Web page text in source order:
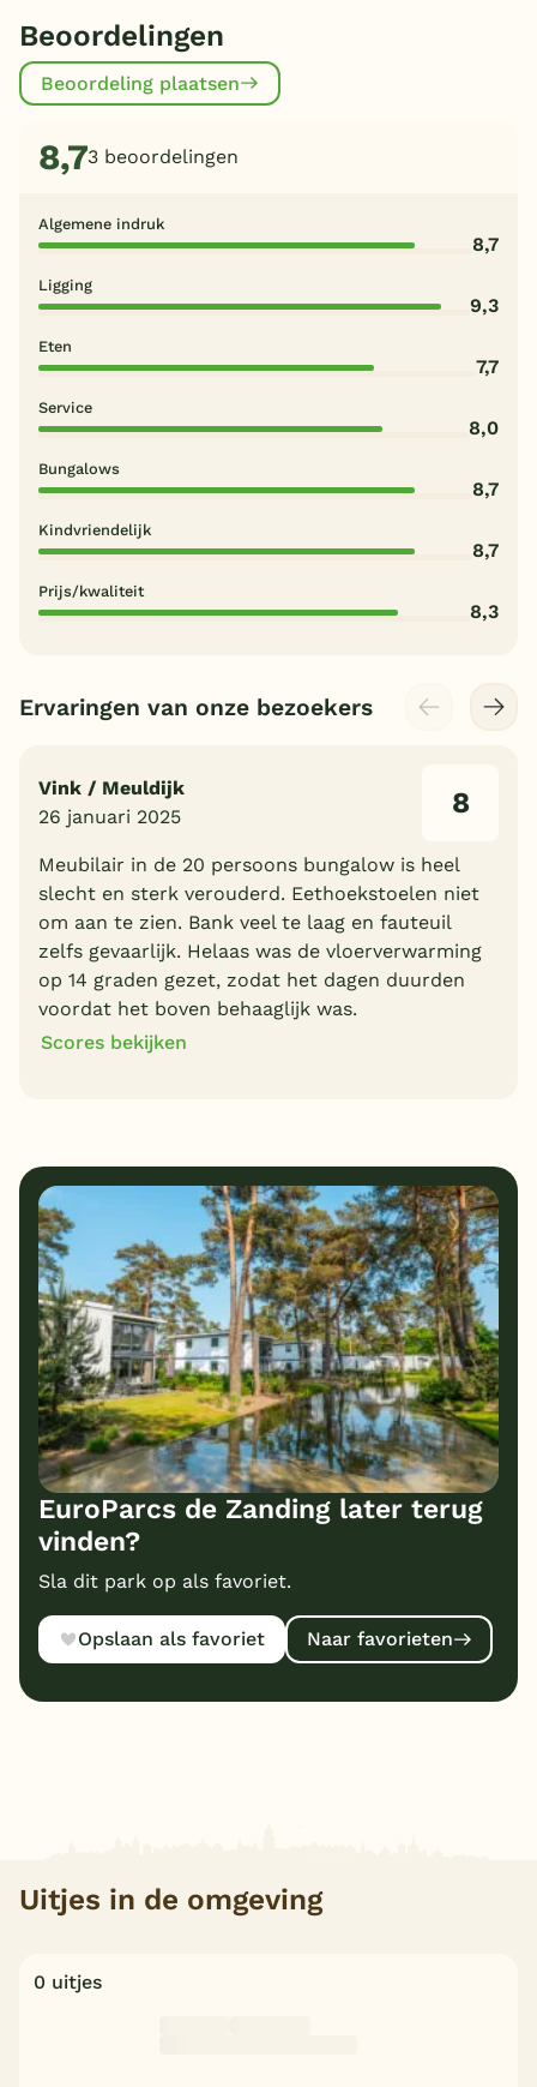
Beoordelingen
Beoordeling plaatsen
8,73 beoordelingen
Algemene indruk
8,7
Ligging
9,3
Eten
7,7
Service
8,0
Bungalows
8,7
Kindvriendelijk
8,7
Prijs/kwaliteit
8,3
Ervaringen van onze bezoekers
Vink / Meuldijk
26 januari 2025
8
Meubilair in de 20 persoons bungalow is heel
slecht en sterk verouderd. Eethoekstoelen niet
om aan te zien. Bank veel te laag en fauteuil
zelfs gevaarlijk. Helaas was de vloerverwarming
op 14 graden gezet, zodat het dagen duurden
voordat het boven behaaglijk was.
Scores bekijken
7 8 Kindvriendelijk
7 Prijs/kwaliteit
EuroParcs de Zanding later terug
vinden?
Sla dit park op als favoriet.
Opslaan als favoriet Naar favorieten
Uitjes in de omgeving
0 uitjes